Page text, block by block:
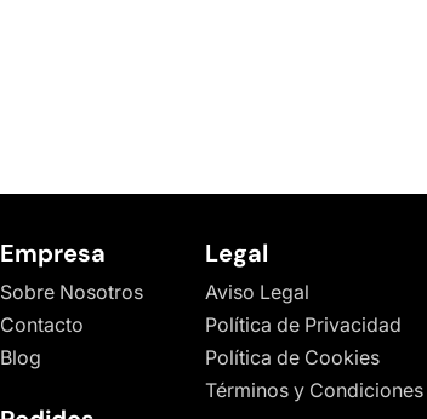
Empresa
Sobre Nosotros
Contacto
Blog
Legal
Aviso Legal
Política de Privacidad
Política de Cookies
Términos y Condiciones